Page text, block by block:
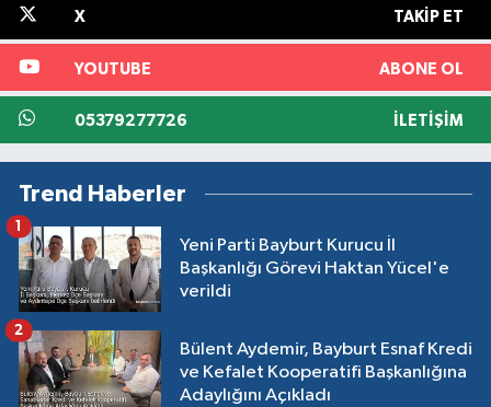
X TAKIP ET
YOUTUBE ABONE OL
05379277726 İLETIŞIM
Trend Haberler
Yeni Parti Bayburt Kurucu İl
Başkanlığı Görevi Haktan Yücel'e
verildi
1
Bülent Aydemir, Bayburt Esnaf Kredi
ve Kefalet Kooperatifi Başkanlığına
Adaylığını Açıkladı
2